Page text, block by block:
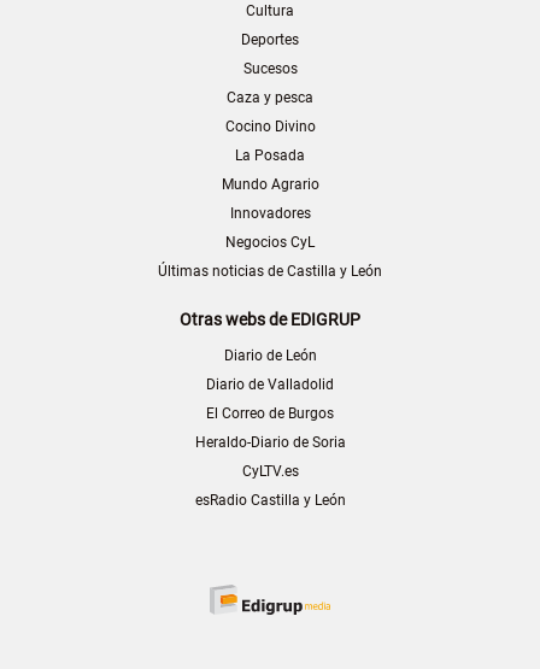
Cultura
Deportes
Sucesos
Caza y pesca
Cocino Divino
La Posada
Mundo Agrario
Innovadores
Negocios CyL
Últimas noticias de Castilla y León
Otras webs de EDIGRUP
Diario de León
Diario de Valladolid
El Correo de Burgos
Heraldo-Diario de Soria
CyLTV.es
esRadio Castilla y León